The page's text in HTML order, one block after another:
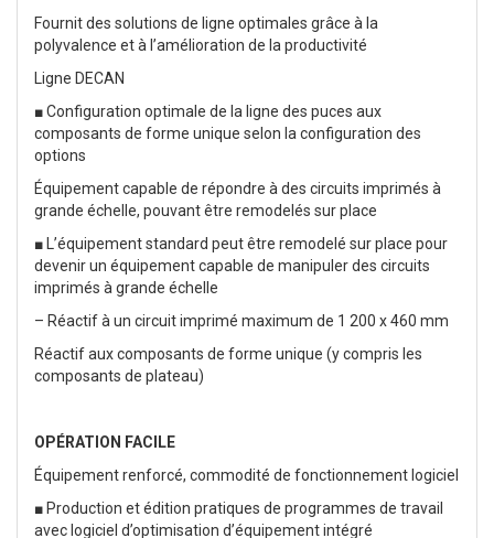
Fournit des solutions de ligne optimales grâce à la
polyvalence et à l’amélioration de la productivité
Ligne DECAN
■ Configuration optimale de la ligne des puces aux
composants de forme unique selon la configuration des
options
Équipement capable de répondre à des circuits imprimés à
grande échelle, pouvant être remodelés sur place
■ L’équipement standard peut être remodelé sur place pour
devenir un équipement capable de manipuler des circuits
imprimés à grande échelle
– Réactif à un circuit imprimé maximum de 1 200 x 460 mm
Réactif aux composants de forme unique (y compris les
composants de plateau)
OPÉRATION FACILE
Équipement renforcé, commodité de fonctionnement logiciel
■ Production et édition pratiques de programmes de travail
avec logiciel d’optimisation d’équipement intégré